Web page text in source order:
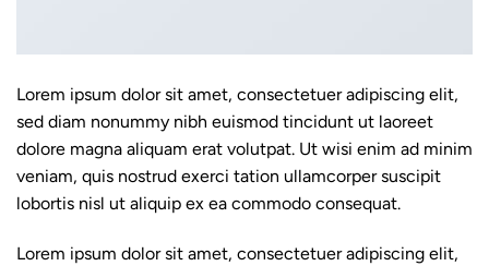
Lorem ipsum dolor sit amet, consectetuer adipiscing elit,
sed diam nonummy nibh euismod tincidunt ut laoreet
dolore magna aliquam erat volutpat. Ut wisi enim ad minim
veniam, quis nostrud exerci tation ullamcorper suscipit
lobortis nisl ut aliquip ex ea commodo consequat.
Lorem ipsum dolor sit amet, consectetuer adipiscing elit,